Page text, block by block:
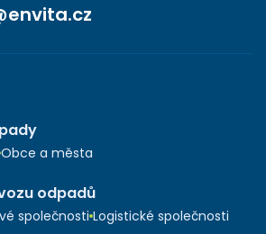
Obce a města
odpadů
společnosti Logistické společnosti